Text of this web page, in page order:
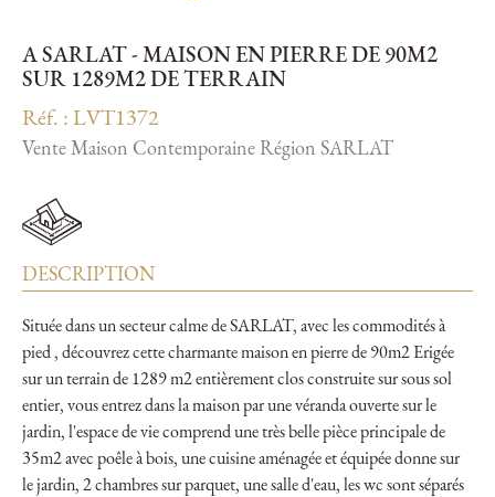
A SARLAT - MAISON EN PIERRE DE 90M2
SUR 1289M2 DE TERRAIN
Réf. : LVT1372
Vente Maison Contemporaine Région SARLAT
DESCRIPTION
Située dans un secteur calme de SARLAT, avec les commodités à
pied , découvrez cette charmante maison en pierre de 90m2 Erigée
sur un terrain de 1289 m2 entièrement clos construite sur sous sol
entier, vous entrez dans la maison par une véranda ouverte sur le
jardin, l'espace de vie comprend une très belle pièce principale de
35m2 avec poêle à bois, une cuisine aménagée et équipée donne sur
le jardin, 2 chambres sur parquet, une salle d'eau, les wc sont séparés